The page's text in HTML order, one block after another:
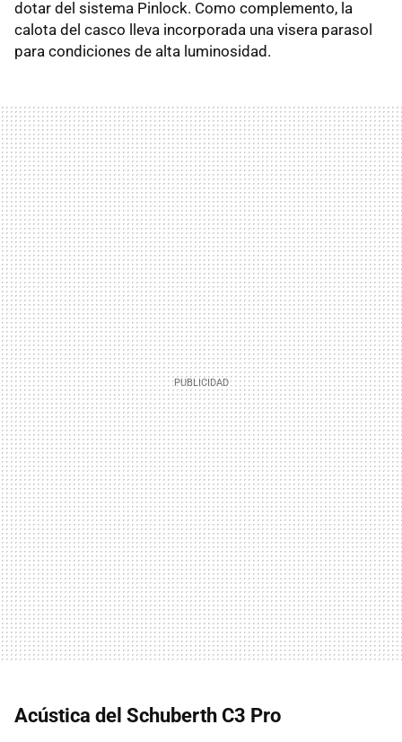
dotar del sistema Pinlock. Como complemento, la
calota del casco lleva incorporada una visera parasol
para condiciones de alta luminosidad.
Acústica del Schuberth C3 Pro